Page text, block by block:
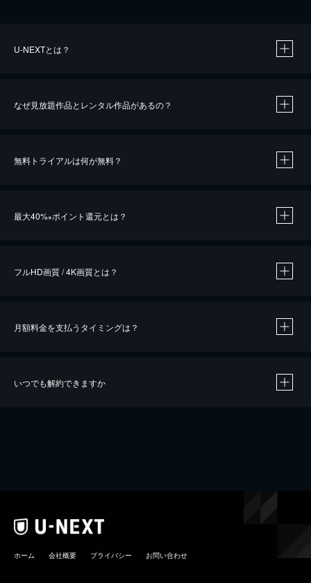
U-NEXTとは？
なぜ見放題作品とレンタル作品があるの？
無料トライアルは何が無料？
最大40%※ポイント還元とは？
※40％ポイント還元の対象は、クレジットカード決済による作品の購入 / レンタルです。
フルHD画質 / 4K画質とは？
月額料金を支払うタイミングは？
いつでも解約できますか
ホーム 会社概要 プライバシー お問い合わせ